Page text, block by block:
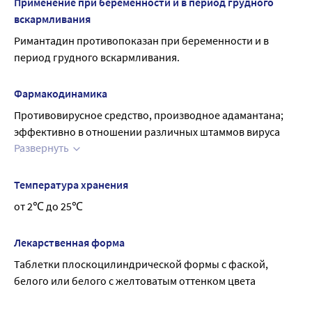
средства (в т.ч. аскорбиновая кислота) уменьшают
эффективность римантадина вследствие увеличения его
выведения почками
вскармливания
Римантадин противопоказан при беременности и в
период грудного вскармливания.
Фармакодинамика
Противовирусное средство, производное адамантана;
эффективно в отношении различных штаммов вируса
гриппа А.
циркуляцию римантадина в организме, что позволяет
применять его не только с лечебной, но и с
профилактической целью. Подавляет раннюю стадию
вируса в клетку и до начальной транскрипции РНК).
Являясь слабым основанием, повышает pH эндосом,
имеющих мембрану вакуолей и окружающих вирусные
Развернуть
Температура хранения
от 2℃ до 25℃
Лекарственная форма
Таблетки плоскоцилиндрической формы с фаской,
белого или белого с желтоватым оттенком цвета